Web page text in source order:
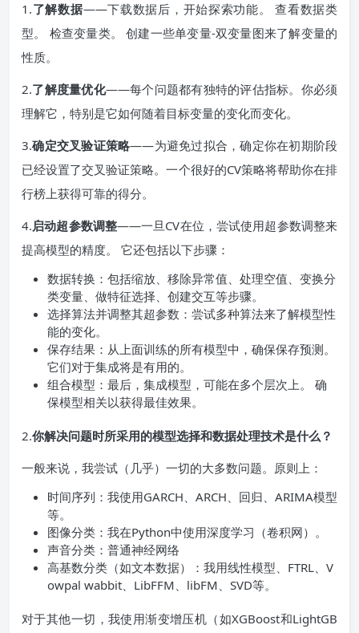
1.了解数据——下载数据后，开始探索功能。 查看数据类
型。 检查变量类。 创建一些单变量-双变量图来了解变量的
性质。
2.了解度量优化——每个问题都有独特的评估指标。你必须
理解它，特别是它如何随着目标变量的变化而变化。
3.确定交叉验证策略——为避免过拟合，确定你在初期阶段
已经设置了交叉验证策略。一个很好的CV策略将帮助你在排
行榜上获得可靠的得分。
4.启动超参数调整——一旦CV在位，尝试使用超参数调整来
提高模型的精度。 它还包括以下步骤：
数据转换：包括缩放、移除异常值、处理空值、变换分
类变量、做特征选择、创建交互等步骤。
选择算法并调整其超参数：尝试多种算法来了解模型性
能的变化。
保存结果：从上面训练的所有模型中，确保保存预测。
它们对于集成将是有用的。
组合模型：最后，集成模型，可能在多个层次上。 确
保模型相关以获得最佳效果。
2.你解决问题时所采用的模型选择和数据处理技术是什么？
一般来说，我尝试（几乎）一切的大多数问题。原则上：
时间序列：我使用GARCH、ARCH、回归、ARIMA模型
等。
图像分类：我在Python中使用深度学习（卷积网）。
声音分类：普通神经网络
高基数分类（如文本数据）：我用线性模型、FTRL、V
owpal wabbit、LibFFM、libFM、SVD等。
对于其他一切，我使用渐变增压机（如XGBoost和LightGB